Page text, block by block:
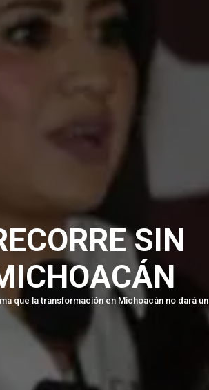
SIN
que la transformación en Michoacán no dará un